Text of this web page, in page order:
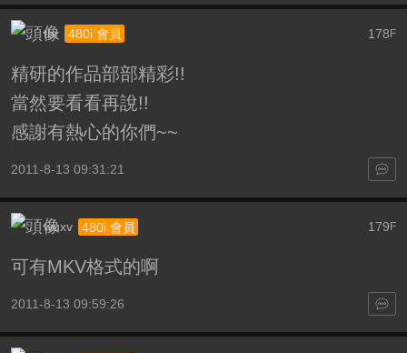
178 F
tbr 480i 會員
精研的作品部部精彩!!
當然要看看再說!!
感謝有熱心的你們~~
2011-8-13 09:31:21
179 F
wuxv 480i 會員
可有MKV格式的啊
2011-8-13 09:59:26